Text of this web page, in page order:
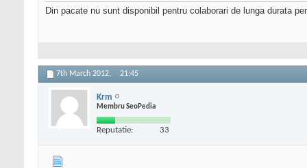
Din pacate nu sunt disponibil pentru colaborari de lunga durata
7th March 2012, 21:45
Krm
Membru SeoPedia
Reputatie: 33